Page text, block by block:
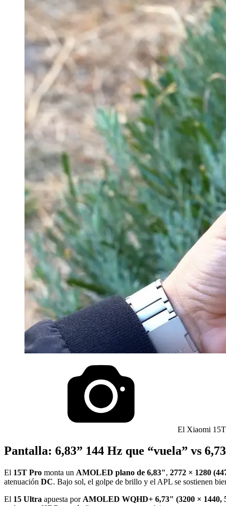
El Xiaomi 15T
Pantalla: 6,83” 144 Hz que “vuela” vs
El 15T Pro monta un AMOLED plano de 6,83", 2772 × 1280
atenuación DC. Bajo sol, el golpe de brillo y el APL se sostienen
El 15 Ultra apuesta por AMOLED WQHD+ 6,73" (3200 × 1440,